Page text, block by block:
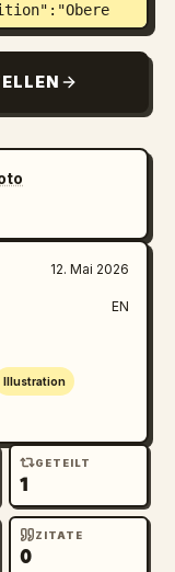
oder
gelben
！ ","Drei
Daumen
Pfeil
blauer
by-Text über
12. Mai 2026
EN
Illustration
GETEILT
1
ZITATE
0